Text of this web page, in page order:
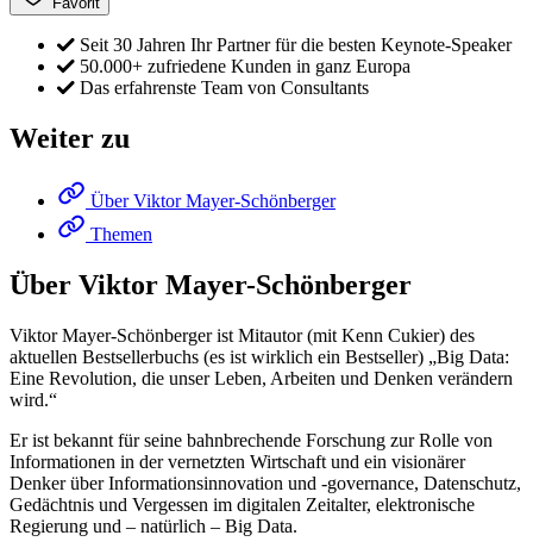
Seit 30 Jahren Ihr Partner für die besten Keynote-Speaker
50.000+ zufriedene Kunden in ganz Europa
Das erfahrenste Team von Consultants
Weiter zu
Über Viktor Mayer-Schönberger
Themen
Über Viktor Mayer-Schönberger
Viktor Mayer-Schönberger ist Mitautor (mit Kenn Cukier) des
aktuellen Bestsellerbuchs (es ist wirklich ein Bestseller) „Big Data:
Eine Revolution, die unser Leben, Arbeiten und Denken verändern
wird.“
Er ist bekannt für seine bahnbrechende Forschung zur Rolle von
Informationen in der vernetzten Wirtschaft und ein visionärer
Denker über Informationsinnovation und -governance, Datenschutz,
Gedächtnis und Vergessen im digitalen Zeitalter, elektronische
Regierung und – natürlich – Big Data.